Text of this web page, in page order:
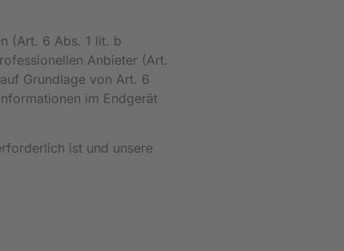
(Art. 6 Abs. 1 lit. b
Anbieter (Art.
Grundlage von Art. 6
im Endgerät
ist und unsere